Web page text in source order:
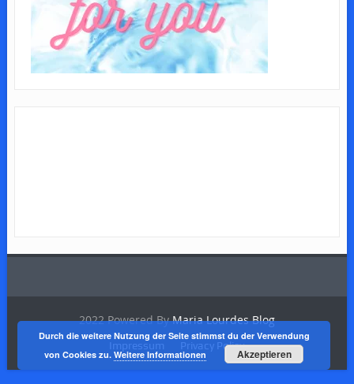
2022 Powered ByMaria Lourdes Blog
Impressum Privacy Policy
Durch die weitere Nutzung der Seite stimmst du der Verwendung
von Cookies zu.Weitere Informationen Akzeptieren